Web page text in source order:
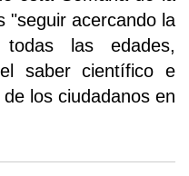
"seguir acercando la
las edades,
saber científico e
los ciudadanos en